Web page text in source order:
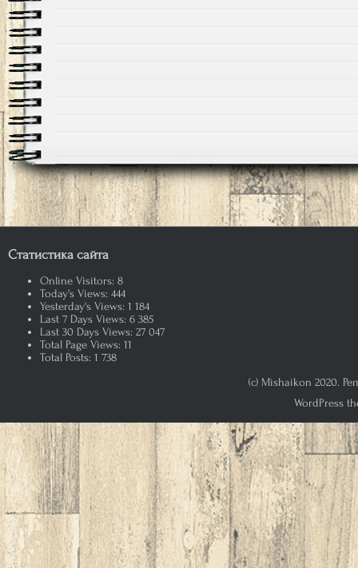
Статистика сайта
Online Visitors: 8
Today's Views: 444
Yesterday's Views: 1 184
Last 7 Days Views: 6 385
Last 30 Days Views: 27 047
Total Page Views: 11
Total Posts: 1 738
(c) Mishaikon 2020.
WordPress